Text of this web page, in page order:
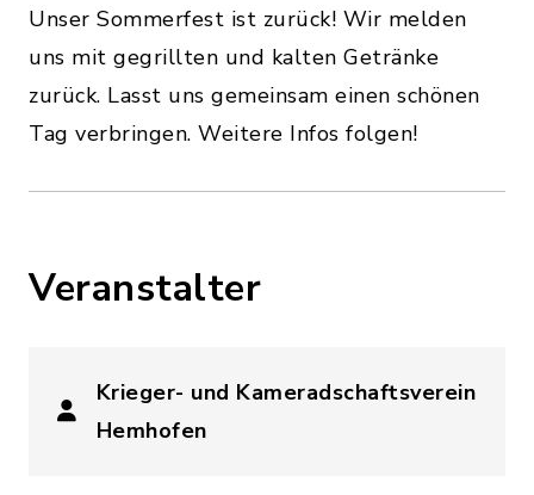
Unser Sommerfest ist zurück! Wir melden
uns mit gegrillten und kalten Getränke
zurück. Lasst uns gemeinsam einen schönen
Tag verbringen. Weitere Infos folgen!
Veranstalter
Krieger- und Kameradschaftsverein
Hemhofen